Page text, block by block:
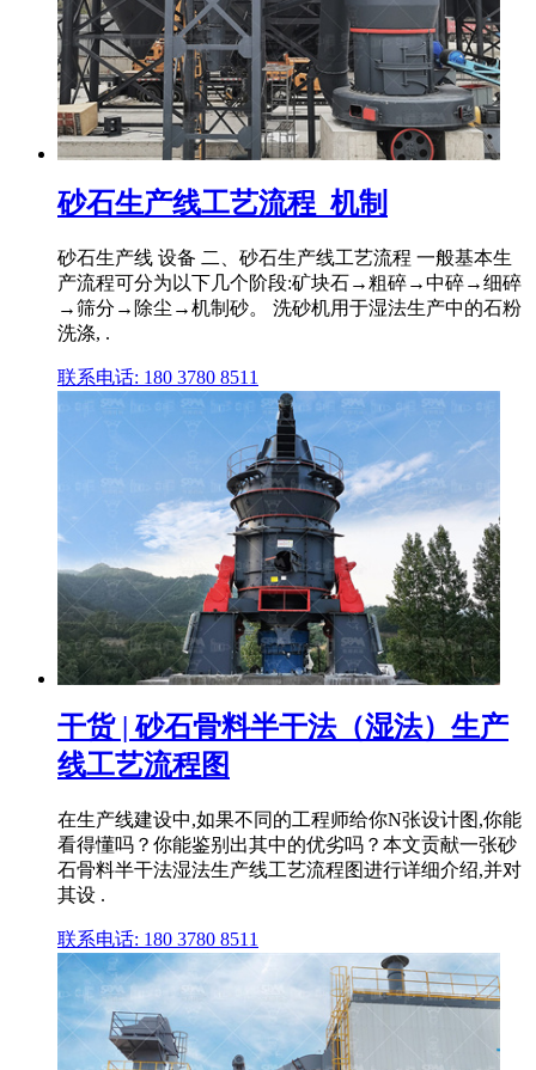
砂石生产线工艺流程_机制
砂石生产线 设备 二、砂石生产线工艺流程 一般基本生
产流程可分为以下几个阶段:矿块石→粗碎→中碎→细碎
→筛分→除尘→机制砂。 洗砂机用于湿法生产中的石粉
洗涤, .
联系电话: 180 3780 8511
干货 | 砂石骨料半干法（湿法）生产
线工艺流程图
在生产线建设中,如果不同的工程师给你N张设计图,你能
看得懂吗？你能鉴别出其中的优劣吗？本文贡献一张砂
石骨料半干法湿法生产线工艺流程图进行详细介绍,并对
其设 .
联系电话: 180 3780 8511